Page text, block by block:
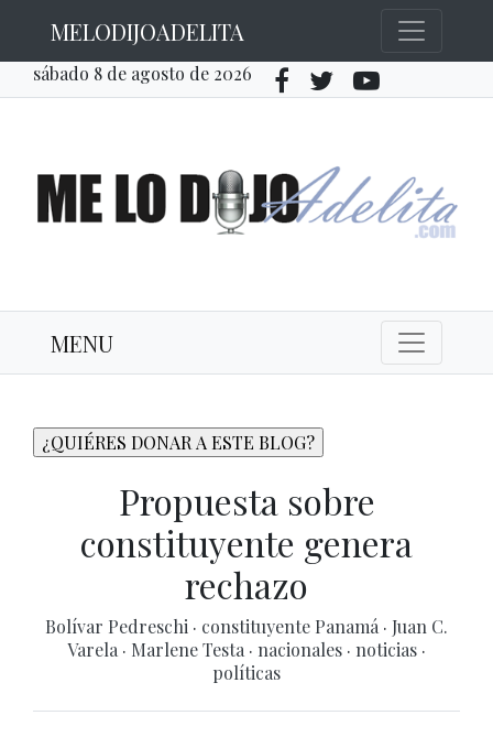
MELODIJOADELITA
sábado 8 de agosto de 2026
MENU
Propuesta sobre
constituyente genera
rechazo
Bolívar Pedreschi · constituyente Panamá · Juan C.
Varela · Marlene Testa · nacionales · noticias ·
políticas